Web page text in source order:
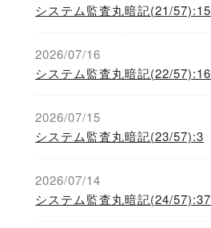
システム監査丸暗記(21/57):15
2026/07/16
システム監査丸暗記(22/57):16
2026/07/15
システム監査丸暗記(23/57):3
2026/07/14
システム監査丸暗記(24/57):37